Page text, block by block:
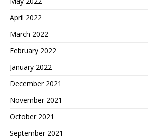
April 2022
March 2022
February 2022
January 2022
December 2021
November 2021
October 2021
September 2021